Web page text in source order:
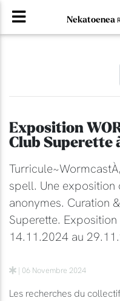
Nekatoenea
Exposition
Club Superette
spell. Une
anonymes. Curation
Superette.
14.11.2024 au
| 06 Novembre 2024
Les recherches du